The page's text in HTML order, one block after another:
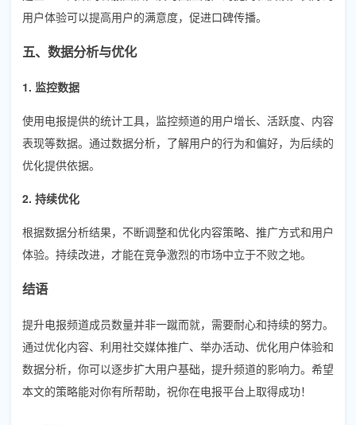
用户体验可以提高用户的满意度，促进口碑传播。
五、数据分析与优化
1. 监控数据
使用电报提供的统计工具，监控频道的用户增长、活跃度、内容
表现等数据。通过数据分析，了解用户的行为和偏好，为后续的
优化提供依据。
2. 持续优化
根据数据分析结果，不断调整和优化内容策略、推广方式和用户
体验。持续改进，才能在竞争激烈的市场中立于不败之地。
结语
提升电报频道成员数量并非一蹴而就，需要耐心和持续的努力。
通过优化内容、利用社交媒体推广、举办活动、优化用户体验和
数据分析，你可以逐步扩大用户基础，提升频道的影响力。希望
本文的策略能对你有所帮助，祝你在电报平台上取得成功！